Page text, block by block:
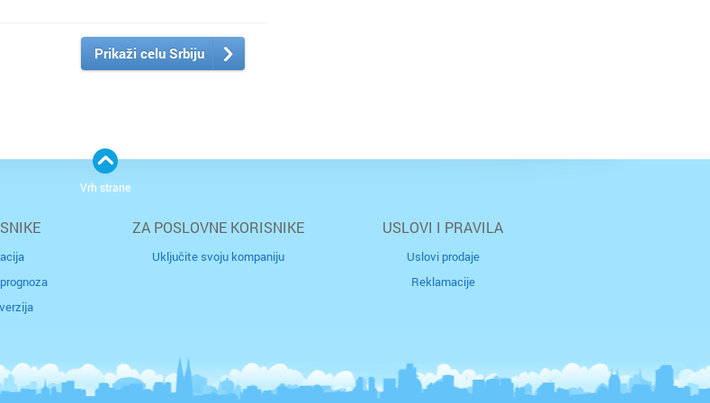
Prikaži celu Srbiju
ZA POSLOVNE KORISNIKE
Uključite svoju kompaniju
USLOVI I PRAVILA
Uslovi prodaje
Reklamacije
Vrh strane